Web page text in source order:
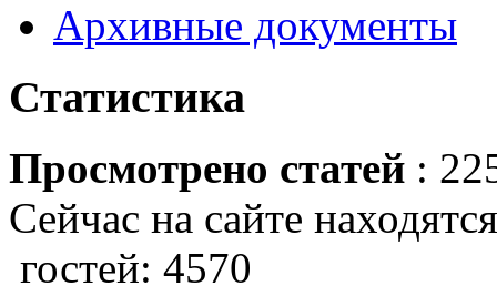
Архивные документы
Статистика
Просмотрено статей :
Сейчас на сайте
гостей: 4570